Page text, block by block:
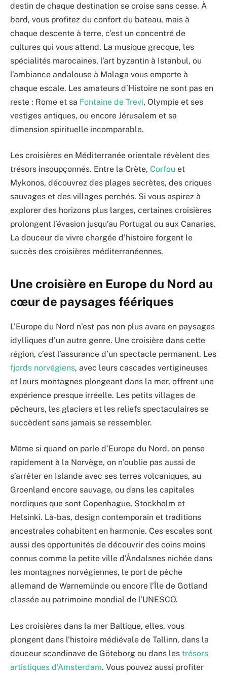
destin de chaque destination se croise sans cesse. À
bord, vous profitez du confort du bateau, mais à
chaque descente à terre, c’est un concentré de
cultures qui vous attend. La musique grecque, les
spécialités marocaines, l’art byzantin à Istanbul, ou
l’ambiance andalouse à Malaga vous emporte à
chaque escale. Les amateurs d’Histoire ne sont pas en
reste : Rome et sa Fontaine de Trevi, Olympie et ses
vestiges antiques, ou encore Jérusalem et sa
dimension spirituelle incomparable.
Les croisières en Méditerranée orientale révèlent des
trésors insoupçonnés. Entre la Crète, Corfou et
Mykonos, découvrez des plages secrètes, des criques
sauvages et des villages perchés. Si vous aspirez à
explorer des horizons plus larges, certaines croisières
prolongent l’évasion jusqu’au Portugal ou aux Canaries.
La douceur de vivre chargée d’histoire forgent le
succès des croisières méditerranéennes.
Une croisière en Europe du Nord au
cœur de paysages féériques
L’Europe du Nord n’est pas non plus avare en paysages
idylliques d’un autre genre. Une croisière dans cette
région, c’est l’assurance d’un spectacle permanent. Les
fjords norvégiens, avec leurs cascades vertigineuses
et leurs montagnes plongeant dans la mer, offrent une
expérience presque irréelle. Les petits villages de
pêcheurs, les glaciers et les reliefs spectaculaires se
succèdent sans jamais se ressembler.
Même si quand on parle d’Europe du Nord, on pense
rapidement à la Norvège, on n’oublie pas aussi de
s’arrêter en Islande avec ses terres volcaniques, au
Groenland encore sauvage, ou dans les capitales
nordiques que sont Copenhague, Stockholm et
Helsinki. Là-bas, design contemporain et traditions
ancestrales cohabitent en harmonie. Ces escales sont
aussi des opportunités de découvrir des coins moins
connus comme la petite ville d’Åndalsnes nichée dans
les montagnes norvégiennes, le port de pêche
allemand de Warnemünde ou encore l’Île de Gotland
classée au patrimoine mondial de l’UNESCO.
Les croisières dans la mer Baltique, elles, vous
plongent dans l’histoire médiévale de Tallinn, dans la
douceur scandinave de Göteborg ou dans les trésors
artistiques d’Amsterdam. Vous pouvez aussi profiter